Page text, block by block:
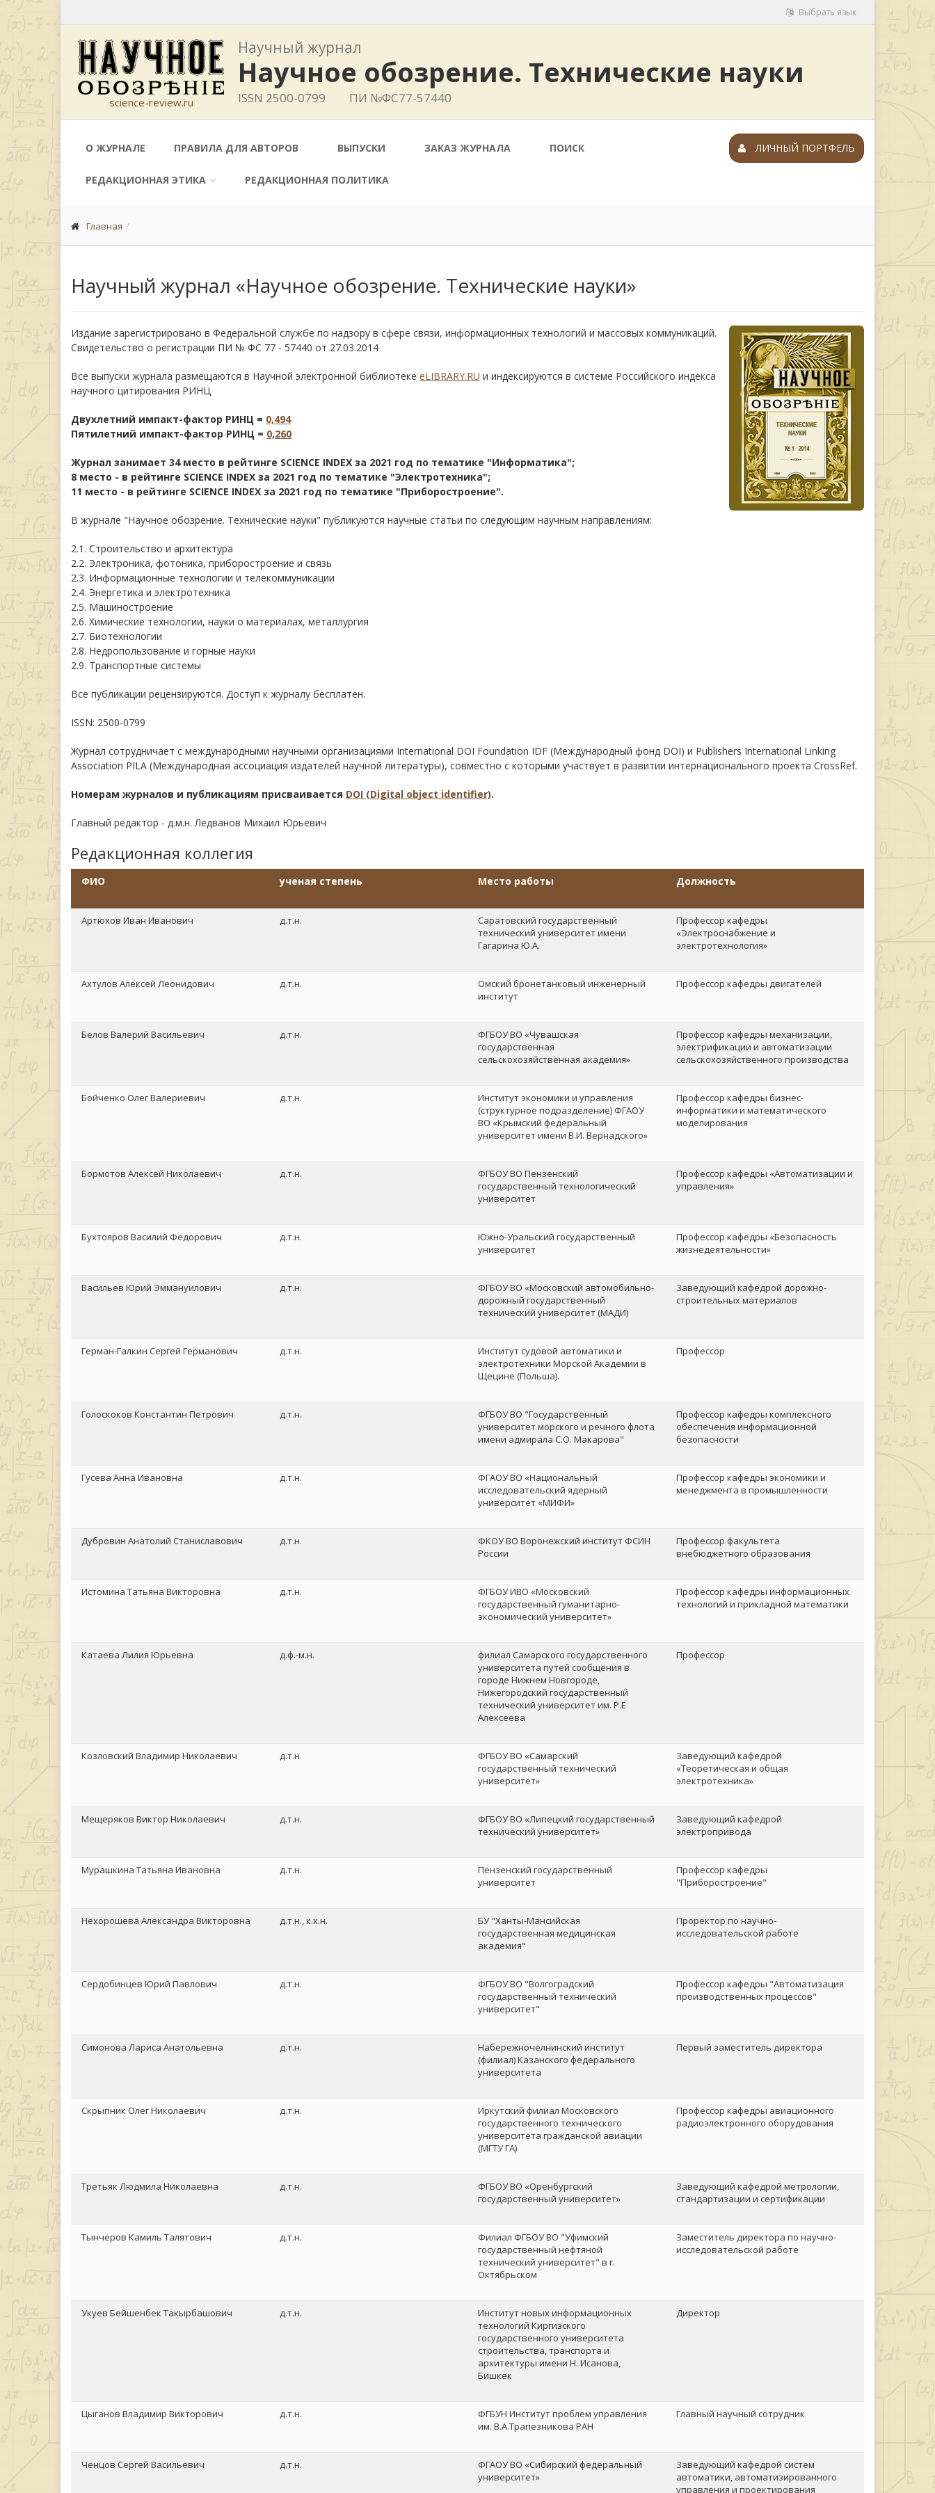
Выбрать язык
science-review.ru
Научный журнал
Научное обозрение. Технические науки
ISSN 2500-0799 ПИ №ФС77-57440
О ЖУРНАЛЕ ПРАВИЛА ДЛЯ АВТОРОВ ВЫПУСКИ ЗАКАЗ ЖУРНАЛА ПОИСК
РЕДАКЦИОННАЯ ЭТИКА РЕДАКЦИОННАЯ ПОЛИТИКА
ЛИЧНЫЙ ПОРТФЕЛЬ
Главная
Научный журнал «Научное обозрение. Технические науки»
Издание зарегистрировано в Федеральной службе по надзору в сфере связи, информационных технологий и массовых коммуникаций.
Свидетельство о регистрации ПИ № ФС 77 - 57440 от 27.03.2014
Все выпуски журнала размещаются в Научной электронной библиотеке eLIBRARY.RU и индексируются в системе Российского индекса
научного цитирования РИНЦ
Двухлетний импакт-фактор РИНЦ = 0,494
Пятилетний импакт-фактор РИНЦ = 0,260
Журнал занимает 34 место в рейтинге SCIENCE INDEX за 2021 год по тематике "Информатика";
8 место - в рейтинге SCIENCE INDEX за 2021 год по тематике "Электротехника";
11 место - в рейтинге SCIENCE INDEX за 2021 год по тематике "Приборостроение".
В журнале "Научное обозрение. Технические науки" публикуются научные статьи по следующим научным направлениям:
2.1. Строительство и архитектура
2.2. Электроника, фотоника, приборостроение и связь
2.3. Информационные технологии и телекоммуникации
2.4. Энергетика и электротехника
2.5. Машиностроение
2.6. Химические технологии, науки о материалах, металлургия
2.7. Биотехнологии
2.8. Недропользование и горные науки
2.9. Транспортные системы
Все публикации рецензируются. Доступ к журналу бесплатен.
ISSN: 2500-0799
Журнал сотрудничает с международными научными организациями International DOI Foundation IDF (Международный фонд DOI) и Publishers International Linking
Association PILA (Международная ассоциация издателей научной литературы), совместно с которыми участвует в развитии интернационального проекта CrossRef.
Номерам журналов и публикациям присваивается DOI (Digital object identifier).
Главный редактор - д.м.н. Ледванов Михаил Юрьевич
Редакционная коллегия
ФИО ученая степень Место работы Должность
Артюхов Иван Иванович д.т.н.
Саратовский государственный
технический университет имени
Гагарина Ю.А.
Профессор кафедры
«Электроснабжение и
электротехнология»
Ахтулов Алексей Леонидович д.т.н.
Омский бронетанковый инженерный
институт
Профессор кафедры двигателей
Белов Валерий Васильевич д.т.н.
ФГБОУ ВО «Чувашская
государственная
сельскохозяйственная академия»
Профессор кафедры механизации,
электрификации и автоматизации
сельскохозяйственного производства
Бойченко Олег Валериевич д.т.н.
Институт экономики и управления
(структурное подразделение) ФГАОУ
ВО «Крымский федеральный
университет имени В.И. Вернадского»
Профессор кафедры бизнес-
информатики и математического
моделирования
Бормотов Алексей Николаевич д.т.н.
ФГБОУ ВО Пензенский
государственный технологический
университет
Профессор кафедры «Автоматизации и
управления»
Бухтояров Василий Федорович д.т.н.
Южно-Уральский государственный
университет
Профессор кафедры «Безопасность
жизнедеятельности»
Васильев Юрий Эммануилович д.т.н.
ФГБОУ ВО «Московский автомобильно-
дорожный государственный
технический университет (МАДИ)
Заведующий кафедрой дорожно-
строительных материалов
Герман-Галкин Сергей Германович д.т.н.
Институт судовой автоматики и
электротехники Морской Академии в
Щецине (Польша).
Профессор
Голоскоков Константин Петрович д.т.н.
ФГБОУ ВО "Государственный
университет морского и речного флота
имени адмирала С.О. Макарова"
Профессор кафедры комплексного
обеспечения информационной
безопасности
Гусева Анна Ивановна д.т.н.
ФГАОУ ВО «Национальный
исследовательский ядерный
университет «МИФИ»
Профессор кафедры экономики и
менеджмента в промышленности
Дубровин Анатолий Станиславович д.т.н.
ФКОУ ВО Воронежский институт ФСИН
России
Профессор факультета
внебюджетного образования
Истомина Татьяна Викторовна д.т.н.
ФГБОУ ИВО «Московский
государственный гуманитарно-
экономический университет»
Профессор кафедры информационных
технологий и прикладной математики
Катаева Лилия Юрьевна д.ф.-м.н.
филиал Самарского государственного
университета путей сообщения в
городе Нижнем Новгороде,
Нижегородский государственный
технический университет им. Р.Е
Алексеева
Профессор
Козловский Владимир Николаевич д.т.н.
ФГБОУ ВО «Самарский
государственный технический
университет»
Заведующий кафедрой
«Теоретическая и общая
электротехника»
Мещеряков Виктор Николаевич д.т.н.
ФГБОУ ВО «Липецкий государственный
технический университет»
Заведующий кафедрой
электропривода
Мурашкина Татьяна Ивановна д.т.н.
Пензенский государственный
университет
Профессор кафедры
"Приборостроение"
Нехорошева Александра Викторовна д.т.н., к.х.н.
БУ "Ханты-Мансийская
государственная медицинская
академия"
Проректор по научно-
исследовательской работе
Сердобинцев Юрий Павлович д.т.н.
ФГБОУ ВО "Волгоградский
государственный технический
университет"
Профессор кафедры "Автоматизация
производственных процессов"
Симонова Лариса Анатольевна д.т.н.
Набережночелнинский институт
(филиал) Казанского федерального
университета
Первый заместитель директора
Скрыпник Олег Николаевич д.т.н.
Иркутский филиал Московского
государственного технического
университета гражданской авиации
(МГТУ ГА)
Профессор кафедры авиационного
радиоэлектронного оборудования
Третьяк Людмила Николаевна д.т.н.
ФГБОУ ВО «Оренбургский
государственный университет»
Заведующий кафедрой метрологии,
стандартизации и сертификации
Тынчеров Камиль Талятович д.т.н.
Филиал ФГБОУ ВО "Уфимский
государственный нефтяной
технический университет" в г.
Октябрьском
Заместитель директора по научно-
исследовательской работе
Укуев Бейшенбек Такырбашович д.т.н.
Институт новых информационных
технологий Киргизского
государственного университета
строительства, транспорта и
архитектуры имени Н. Исанова,
Бишкек
Директор
Цыганов Владимир Викторович д.т.н.
ФГБУН Институт проблем управления
им. В.А.Трапезникова РАН
Главный научный сотрудник
Ченцов Сергей Васильевич д.т.н.
ФГАОУ ВО «Сибирский федеральный
университет»
Заведующий кафедрой систем
автоматики, автоматизированного
управления и проектирования